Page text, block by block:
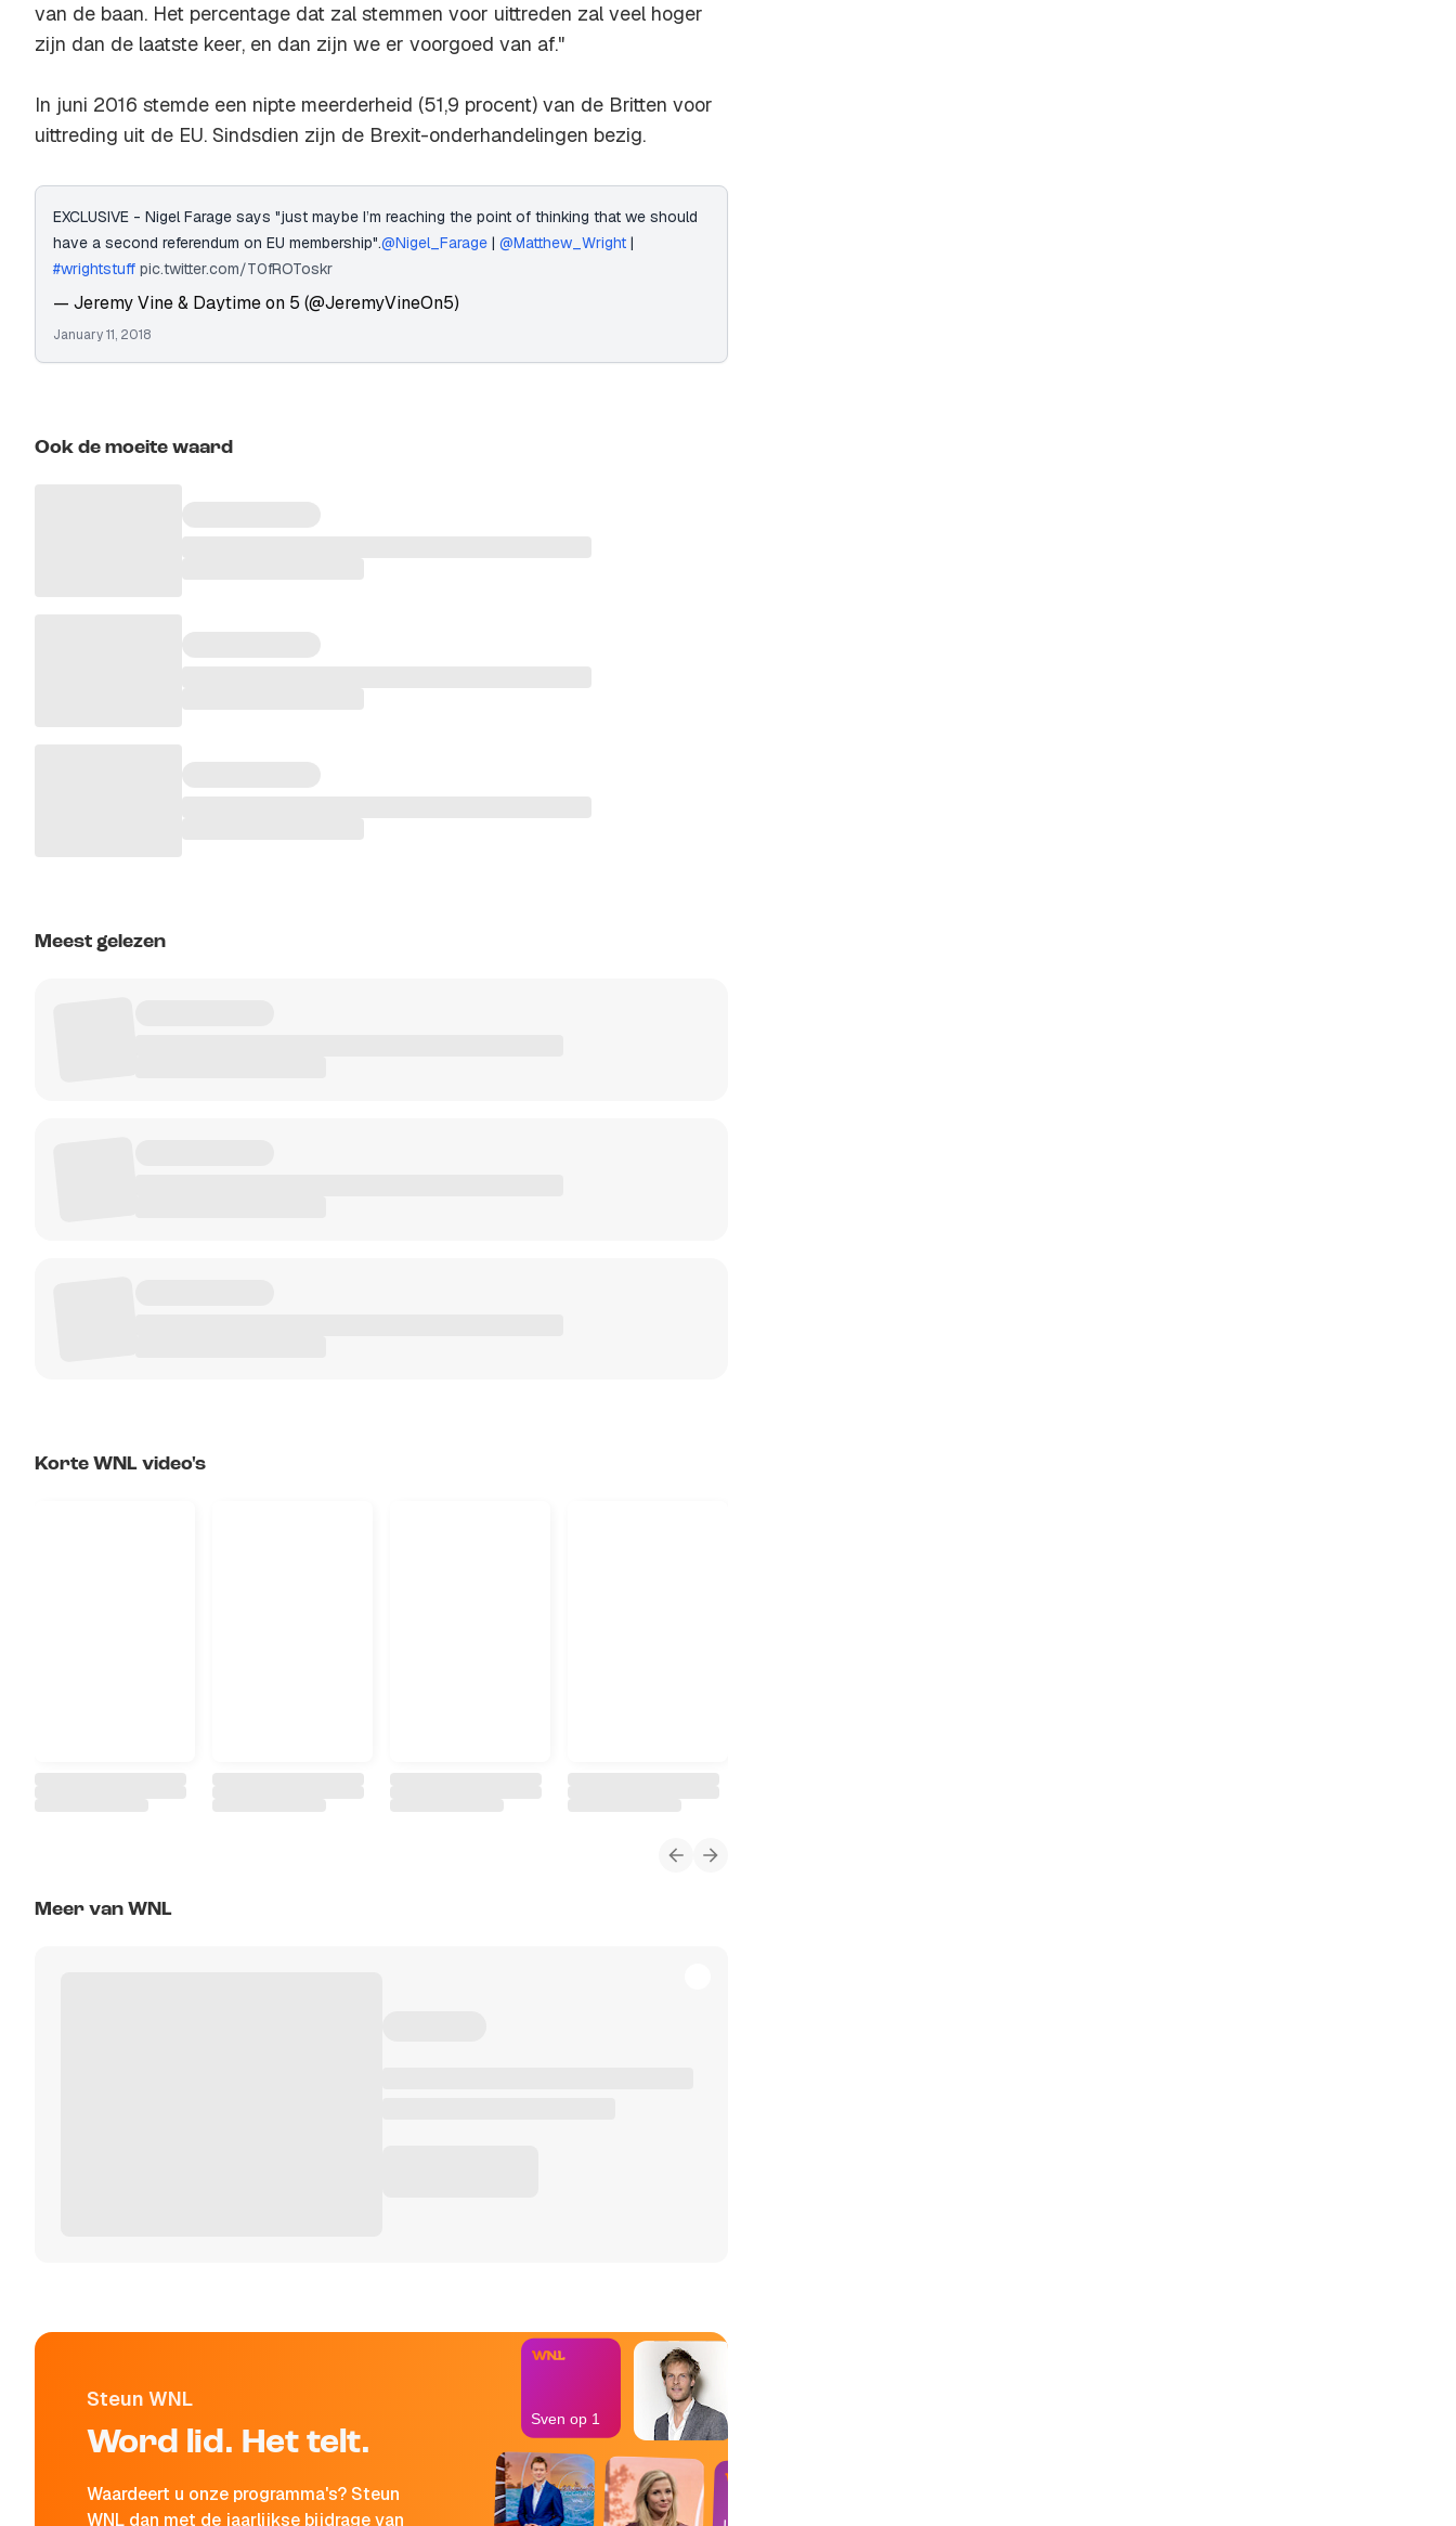
van de baan. Het percentage dat zal stemmen voor uittreden zal veel hoger
zijn dan de laatste keer, en dan zijn we er voorgoed van af."
In juni 2016 stemde een nipte meerderheid (51,9 procent) van de Britten voor
uittreding uit de EU. Sindsdien zijn de Brexit-onderhandelingen bezig.
EXCLUSIVE - Nigel Farage says "just maybe I’m reaching the point of thinking that we should
have a second referendum on EU membership".@Nigel_Farage | @Matthew_Wright |
#wrightstuff pic.twitter.com/T0fROToskr
— Jeremy Vine & Daytime on 5 (@JeremyVineOn5)
January 11, 2018
Ook de moeite waard
Meest gelezen
Korte WNL video's
Meer van WNL
Steun WNL
Word lid. Het telt.
Waardeert u onze programma's? Steun
WNL dan met de jaarlijkse bijdrage van
Sven op 1